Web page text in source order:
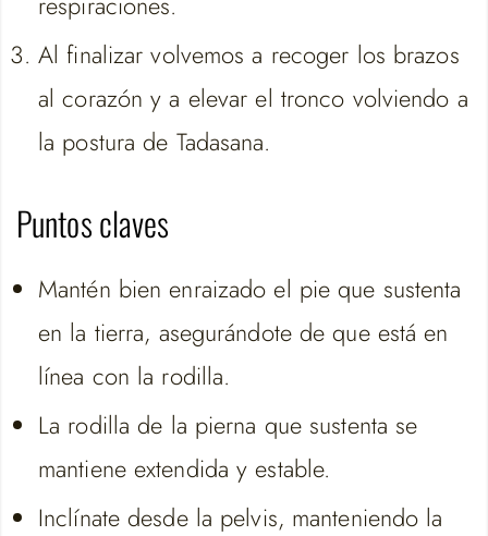
Al finalizar volvemos a recoger los brazos
al corazón y a elevar el tronco volviendo a
la postura de Tadasana.
Puntos claves
Mantén bien enraizado el pie que sustenta
en la tierra, asegurándote de que está en
línea con la rodilla.
La rodilla de la pierna que sustenta se
mantiene extendida y estable.
Inclínate desde la pelvis, manteniendo la